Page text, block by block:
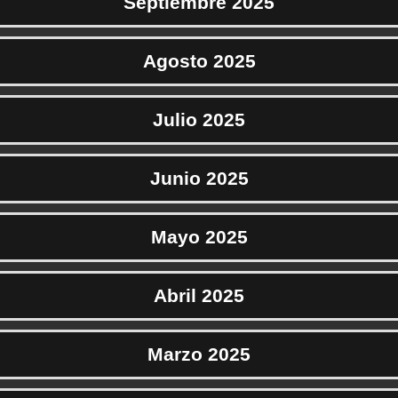
Agosto 2025
Julio 2025
Junio 2025
Mayo 2025
Abril 2025
Marzo 2025